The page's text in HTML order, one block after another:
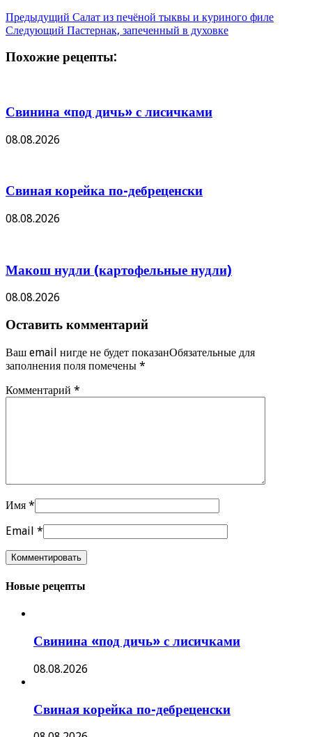
Предыдущий Салат из печёной тыквы и куриного филе
Следующий Пастернак, запеченный в духовке
Похожие рецепты:
Свинина «под дичь» с лисичками
08.08.2026
Свиная корейка по-дебреценски
08.08.2026
Макош нудли (картофельные нудли)
08.08.2026
Оставить комментарий
Ваш email нигде не будет показанОбязательные для
заполнения поля помечены *
Комментарий *
Имя *
Email *
Новые рецепты
Свинина «под дичь» с лисичками
08.08.2026
Свиная корейка по-дебреценски